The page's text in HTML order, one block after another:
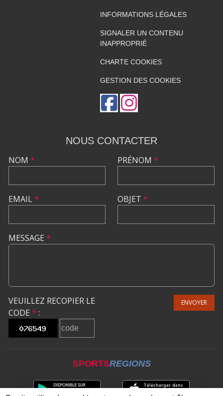
INFORMATIONS LÉGALES
SIGNALER UN CONTENU
INAPPROPRIÉ
CHARTE COOKIES
GESTION DES COOKIES
NOUS CONTACTER
NOM *
EMAIL*
PRÉNOM *
OBJET *
MESSAGE *
VEUILLEZ RECOPIER LE
CODE * :
ENVOYER
SPORTSREGIONS